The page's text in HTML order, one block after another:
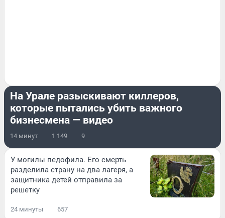
На Урале разыскивают киллеров,
которые пытались убить важного
бизнесмена — видео
14 минут 1 149 9
У могилы педофила. Его смерть
разделила страну на два лагеря, а
защитника детей отправила за
решетку
24 минуты 657